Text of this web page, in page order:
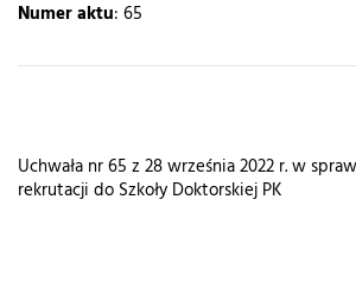
Numer aktu: 65
Uchwała nr 65 z 28 września 2022 r. w
rekrutacji do Szkoły Doktorskiej PK